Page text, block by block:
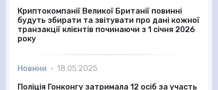
Криптокомпанії Великої Британії повинні
будуть збирати та звітувати про дані кожної
транзакції клієнтів починаючи з 1 січня 2026
року
Новини • 18.05.2025
Поліція Гонконгу затримала 12 осіб за участь